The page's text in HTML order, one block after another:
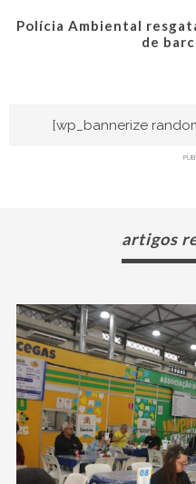
Polícia Ambiental
de
[wp_bannerize
artigos